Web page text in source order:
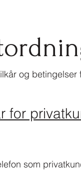
og
for
som